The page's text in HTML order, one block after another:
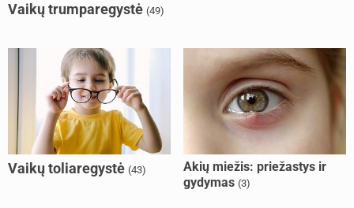
Vaikų trumparegystė (49)
Vaikų toliaregystė (43)
Akių miežis: priežastys ir
gydymas (3)